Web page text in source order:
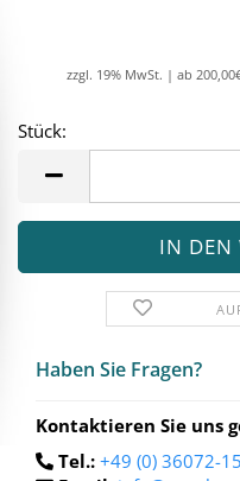
zzgl. 19% MwSt. | ab
Stück:
Haben Sie Fra­gen?
Kontaktieren Sie uns
Tel.: +49 (0) 36072-